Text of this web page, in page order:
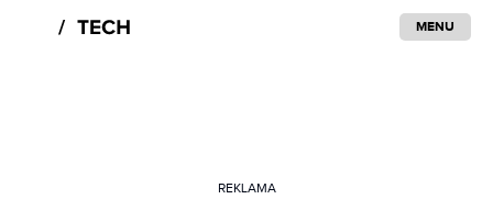
MENU
REKLAMA